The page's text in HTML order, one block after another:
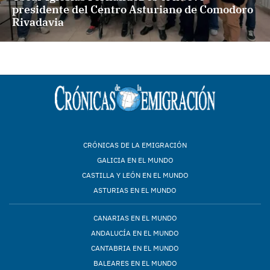
presidente del Centro Asturiano de Comodoro
Rivadavia
CRÓNICAS DE LA EMIGRACIÓN
GALICIA EN EL MUNDO
CASTILLA Y LEÓN EN EL MUNDO
ASTURIAS EN EL MUNDO
CANARIAS EN EL MUNDO
ANDALUCÍA EN EL MUNDO
CANTABRIA EN EL MUNDO
BALEARES EN EL MUNDO